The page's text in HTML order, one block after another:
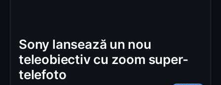
Sony lansează un nou
teleobiectiv cu zoom super-
telefoto